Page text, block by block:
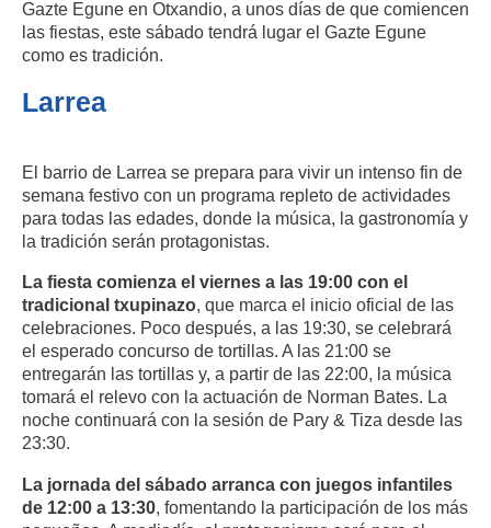
Gazte Egune en Otxandio, a unos días de que comiencen
las fiestas, este sábado tendrá lugar el Gazte Egune
como es tradición.
Larrea
El barrio de Larrea se prepara para vivir un intenso fin de
semana festivo con un programa repleto de actividades
para todas las edades, donde la música, la gastronomía y
la tradición serán protagonistas.
La fiesta comienza el viernes a las 19:00 con el
tradicional txupinazo, que marca el inicio oficial de las
celebraciones. Poco después, a las 19:30, se celebrará
el esperado concurso de tortillas. A las 21:00 se
entregarán las tortillas y, a partir de las 22:00, la música
tomará el relevo con la actuación de Norman Bates. La
noche continuará con la sesión de Pary & Tiza desde las
23:30.
La jornada del sábado arranca con juegos infantiles
de 12:00 a 13:30, fomentando la participación de los más